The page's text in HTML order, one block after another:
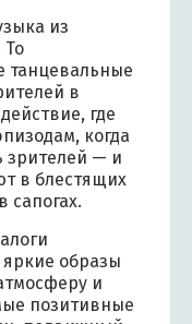
из
То
танцевальные
в
где
когда
зрителей — и
в блестящих
сапогах.
образы
и
позитивные